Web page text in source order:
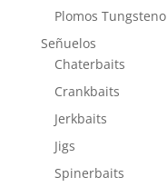
Plomos Tungsteno
Señuelos
Chaterbaits
Crankbaits
Jerkbaits
Jigs
Spinerbaits